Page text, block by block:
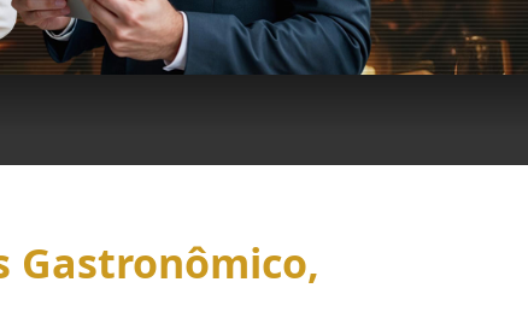
Gastronômico,